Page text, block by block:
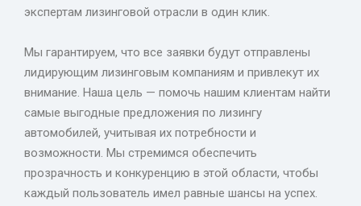
экспертам лизинговой отрасли в один клик.
Мы гарантируем, что все заявки будут отправлены
лидирующим лизинговым компаниям и привлекут их
внимание. Наша цель — помочь нашим клиентам найти
самые выгодные предложения по лизингу
автомобилей, учитывая их потребности и
возможности. Мы стремимся обеспечить
прозрачность и конкуренцию в этой области, чтобы
каждый пользователь имел равные шансы на успех.